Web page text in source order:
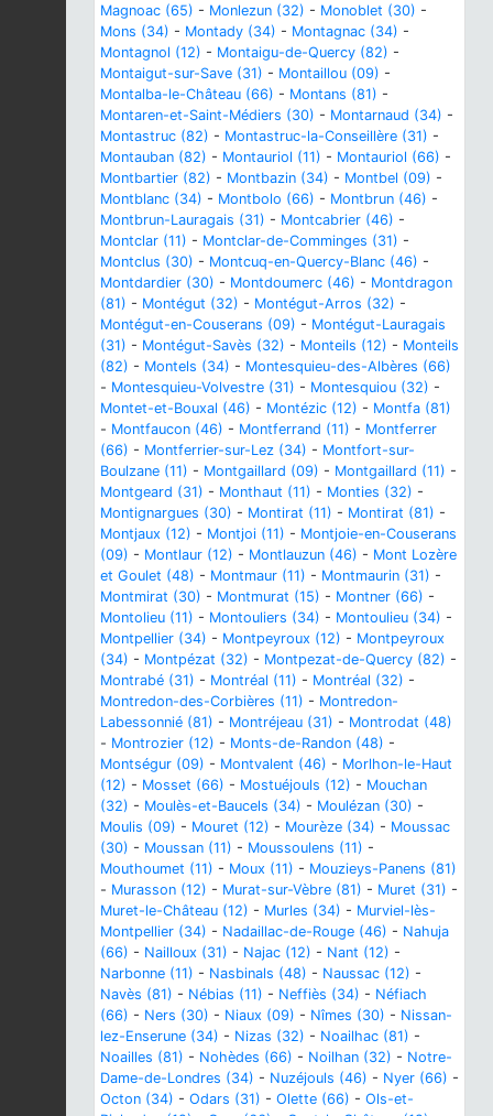
Magnoac (65) - Monlezun (32) - Monoblet (30) -
Mons (34) - Montady (34) - Montagnac (34) -
Montagnol (12) - Montaigu-de-Quercy (82) -
Montaigut-sur-Save (31) - Montaillou (09) -
Montalba-le-Château (66) - Montans (81) -
Montaren-et-Saint-Médiers (30) - Montarnaud (34) -
Montastruc (82) - Montastruc-la-Conseillère (31) -
Montauban (82) - Montauriol (11) - Montauriol (66) -
Montbartier (82) - Montbazin (34) - Montbel (09) -
Montblanc (34) - Montbolo (66) - Montbrun (46) -
Montbrun-Lauragais (31) - Montcabrier (46) -
Montclar (11) - Montclar-de-Comminges (31) -
Montclus (30) - Montcuq-en-Quercy-Blanc (46) -
Montdardier (30) - Montdoumerc (46) - Montdragon
(81) - Montégut (32) - Montégut-Arros (32) -
Montégut-en-Couserans (09) - Montégut-Lauragais
(31) - Montégut-Savès (32) - Monteils (12) - Monteils
(82) - Montels (34) - Montesquieu-des-Albères (66)
- Montesquieu-Volvestre (31) - Montesquiou (32) -
Montet-et-Bouxal (46) - Montézic (12) - Montfa (81)
- Montfaucon (46) - Montferrand (11) - Montferrer
(66) - Montferrier-sur-Lez (34) - Montfort-sur-
Boulzane (11) - Montgaillard (09) - Montgaillard (11) -
Montgeard (31) - Monthaut (11) - Monties (32) -
Montignargues (30) - Montirat (11) - Montirat (81) -
Montjaux (12) - Montjoi (11) - Montjoie-en-Couserans
(09) - Montlaur (12) - Montlauzun (46) - Mont Lozère
et Goulet (48) - Montmaur (11) - Montmaurin (31) -
Montmirat (30) - Montmurat (15) - Montner (66) -
Montolieu (11) - Montouliers (34) - Montoulieu (34) -
Montpellier (34) - Montpeyroux (12) - Montpeyroux
(34) - Montpézat (32) - Montpezat-de-Quercy (82) -
Montrabé (31) - Montréal (11) - Montréal (32) -
Montredon-des-Corbières (11) - Montredon-
Labessonnié (81) - Montréjeau (31) - Montrodat (48)
- Montrozier (12) - Monts-de-Randon (48) -
Montségur (09) - Montvalent (46) - Morlhon-le-Haut
(12) - Mosset (66) - Mostuéjouls (12) - Mouchan
(32) - Moulès-et-Baucels (34) - Moulézan (30) -
Moulis (09) - Mouret (12) - Mourèze (34) - Moussac
(30) - Moussan (11) - Moussoulens (11) -
Mouthoumet (11) - Moux (11) - Mouzieys-Panens (81)
- Murasson (12) - Murat-sur-Vèbre (81) - Muret (31) -
Muret-le-Château (12) - Murles (34) - Murviel-lès-
Montpellier (34) - Nadaillac-de-Rouge (46) - Nahuja
(66) - Nailloux (31) - Najac (12) - Nant (12) -
Narbonne (11) - Nasbinals (48) - Naussac (12) -
Navès (81) - Nébias (11) - Neffiès (34) - Néfiach
(66) - Ners (30) - Niaux (09) - Nîmes (30) - Nissan-
lez-Enserune (34) - Nizas (32) - Noailhac (81) -
Noailles (81) - Nohèdes (66) - Noilhan (32) - Notre-
Dame-de-Londres (34) - Nuzéjouls (46) - Nyer (66) -
Octon (34) - Odars (31) - Olette (66) - Ols-et-